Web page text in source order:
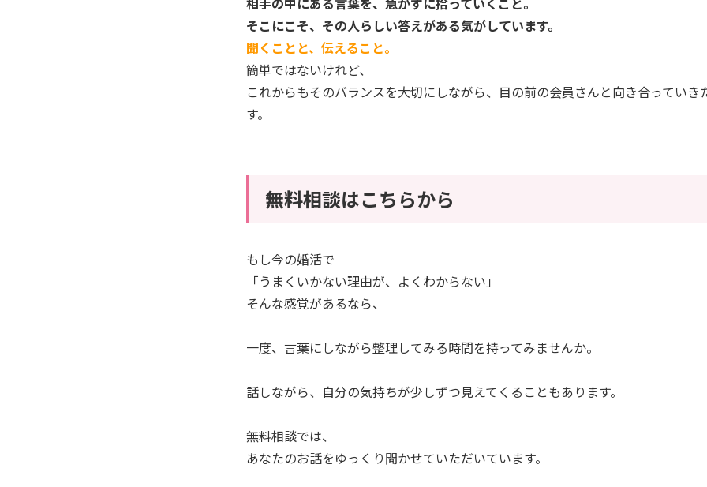
そこにこそ、その人らしい答えがある気がしています。
聞くことと、伝えること。
簡単ではないけれど、
これからもそのバランスを大切にしながら、目の前の会員さんと向き合っていき
す。
無料相談はこちらから
もし今の婚活で
「うまくいかない理由が、よくわからない」
そんな感覚があるなら、
一度、言葉にしながら整理してみる時間を持ってみませんか。
話しながら、自分の気持ちが少しずつ見えてくることもあります。
無料相談では、
あなたのお話をゆっくり聞かせていただいています。